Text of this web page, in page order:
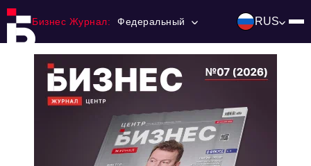
Бизнес Журнал: Федеральный RUS